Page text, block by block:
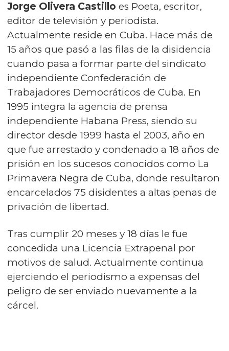
Jorge Olivera Castillo es Poeta, escritor,
editor de televisión y periodista.
Actualmente reside en Cuba. Hace más de
15 años que pasó a las filas de la disidencia
cuando pasa a formar parte del sindicato
independiente Confederación de
Trabajadores Democráticos de Cuba. En
1995 integra la agencia de prensa
independiente Habana Press, siendo su
director desde 1999 hasta el 2003, año en
que fue arrestado y condenado a 18 años de
prisión en los sucesos conocidos como La
Primavera Negra de Cuba, donde resultaron
encarcelados 75 disidentes a altas penas de
privación de libertad.
Tras cumplir 20 meses y 18 días le fue
concedida una Licencia Extrapenal por
motivos de salud. Actualmente continua
ejerciendo el periodismo a expensas del
peligro de ser enviado nuevamente a la
cárcel.